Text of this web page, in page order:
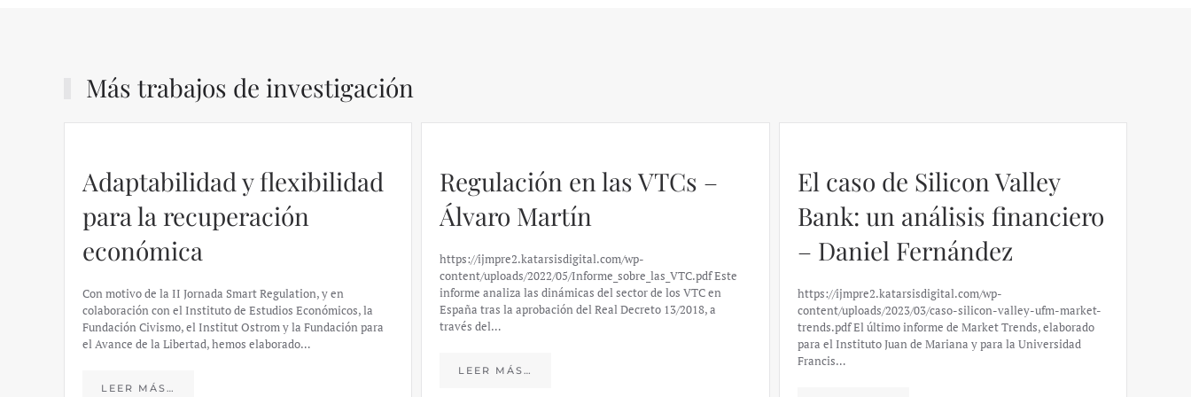
Más trabajos de investigación
Adaptabilidad y flexibilidad
para la recuperación
económica
Con motivo de la II Jornada Smart Regulation, y en
colaboración con el Instituto de Estudios Económicos, la
Fundación Civismo, el Institut Ostrom y la Fundación para
el Avance de la Libertad, hemos elaborado…
LEER MÁS…
Regulación en las VTCs –
Álvaro Martín
https://ijmpre2.katarsisdigital.com/wp-
content/uploads/2022/05/Informe_sobre_las_VTC.pdf Este
informe analiza las dinámicas del sector de los VTC en
España tras la aprobación del Real Decreto 13/2018, a
través del…
LEER MÁS…
El caso de Silicon Valley
Bank: un análisis financiero
– Daniel Fernández
https://ijmpre2.katarsisdigital.com/wp-
content/uploads/2023/03/caso-silicon-valley-ufm-market-
trends.pdf El último informe de Market Trends, elaborado
para el Instituto Juan de Mariana y para la Universidad
Francis…